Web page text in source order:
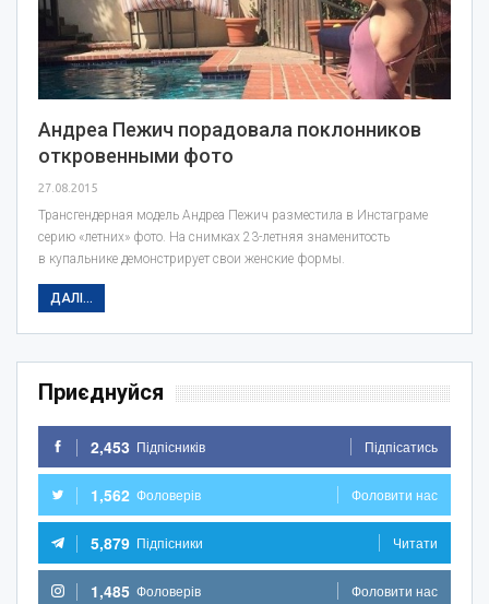
Андреа Пежич порадовала поклонников
откровенными фото
27.08.2015
Трансгендерная модель Андреа Пежич разместила в Инстаграме
серию «летних» фото. На снимках 23-летняя знаменитость
в купальнике демонстрирует свои женские формы.
ДАЛІ...
Приєднуйся
2,453 Підпісників Підпісатись
1,562 Фоловерів Фоловити нас
5,879 Підпісники Читати
1,485 Фоловерів Фоловити нас